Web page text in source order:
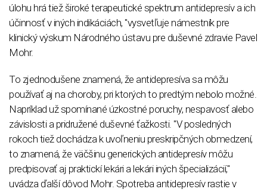
úlohu hrá tiež široké terapeutické spektrum antidepresív a ich
účinnosť v iných indikáciách, "vysvetľuje námestník pre
klinický výskum Národného ústavu pre duševné zdravie Pavel
Mohr.
To zjednodušene znamená, že antidepresíva sa môžu
používať aj na choroby, pri ktorých to predtým nebolo možné.
Napríklad už spomínané úzkostné poruchy, nespavosť alebo
závislosti a pridružené duševné ťažkosti. "V posledných
rokoch tiež dochádza k uvoľneniu preskripčných obmedzení,
to znamená, že väčšinu generických antidepresív môžu
predpisovať aj praktickí lekári a lekári iných špecializácií,"
uvádza ďalší dôvod Mohr. Spotreba antidepresív rastie v